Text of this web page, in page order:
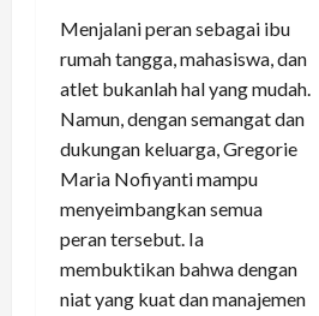
Menjalani peran sebagai ibu
rumah tangga, mahasiswa, dan
atlet bukanlah hal yang mudah.
Namun, dengan semangat dan
dukungan keluarga, Gregorie
Maria Nofiyanti mampu
menyeimbangkan semua
peran tersebut. Ia
membuktikan bahwa dengan
niat yang kuat dan manajemen